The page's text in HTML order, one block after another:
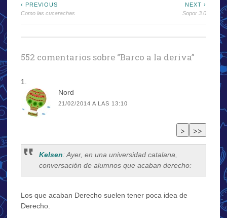
Navegación
‹ PREVIOUS
Como las cucarachas
NEXT ›
Sopor 3.0
552 comentarios sobre “Barco a la deriva”
Nord
21/02/2014 A LAS 13:10
Kelsen: Ayer, en una universidad catalana,
conversación de alumnos que acaban derecho:
Los que acaban Derecho suelen tener poca idea de
Derecho.